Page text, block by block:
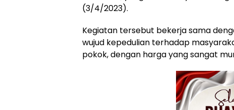
(3/4/2023).
Kegiatan tersebut bekerja sama
wujud kepedulian terhadap
pokok, dengan harga yang sangat